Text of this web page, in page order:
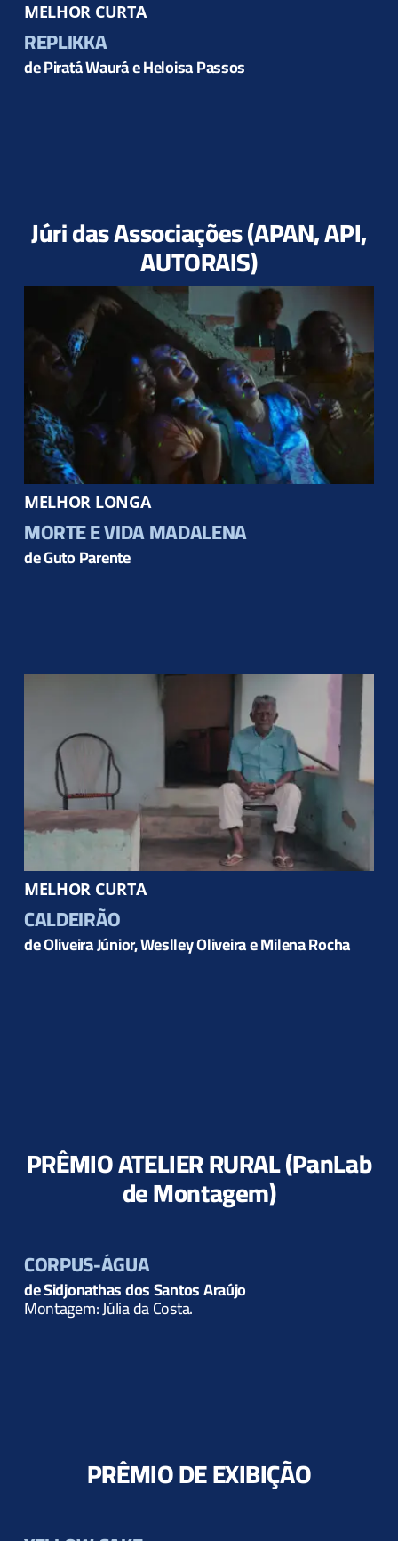
MELHOR CURTA
REPLIKKA
de Piratá Waurá e Heloisa Passos
Júri das Associações (APAN, API,
AUTORAIS)
MELHOR LONGA
MORTE E VIDA MADALENA
de Guto Parente
MELHOR CURTA
CALDEIRÃO
de Oliveira Júnior, Weslley Oliveira e Milena Rocha
PRÊMIO ATELIER RURAL (PanLab
de Montagem)
CORPUS-ÁGUA
de Sidjonathas dos Santos Araújo
Montagem: Júlia da Costa.
PRÊMIO DE EXIBIÇÃO